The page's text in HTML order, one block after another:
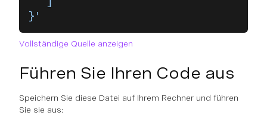
}'
Vollständige Quelle anzeigen
Führen Sie Ihren Code aus
Speichern Sie diese Datei auf Ihrem Rechner und führen
Sie sie aus: